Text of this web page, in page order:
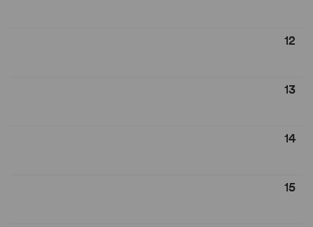
12
13
14
15